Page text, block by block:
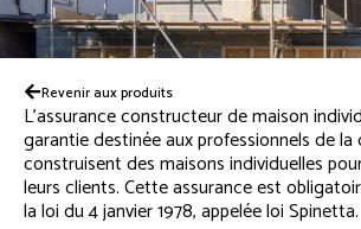
Revenir aux produits
L’assurance constructeur de maison
garantie destinée aux professionnels de
construisent des maisons individuelles
leurs clients. Cette assurance est
la loi du 4 janvier 1978, appelée loi Spinetta.